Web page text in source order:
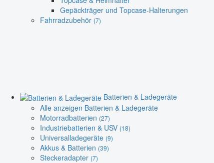
Gepäckträger und Topcase-Halterungen
Fahrradzubehör (7)
Batterien & Ladegeräte
Alle anzeigen Batterien & Ladegeräte
Motorradbatterien (27)
Industriebatterien & USV (18)
Universalladegeräte (9)
Akkus & Batterien (39)
Steckeradapter (7)